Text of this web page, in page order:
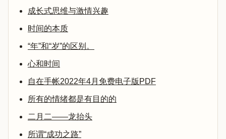
成长式思维与激情兴趣
时间的本质
“年”和“岁”的区别。
心和时间
自在手帐2022年4月免费电子版PDF
所有的情绪都是有目的的
二月二——龙抬头
所谓“成功之路”